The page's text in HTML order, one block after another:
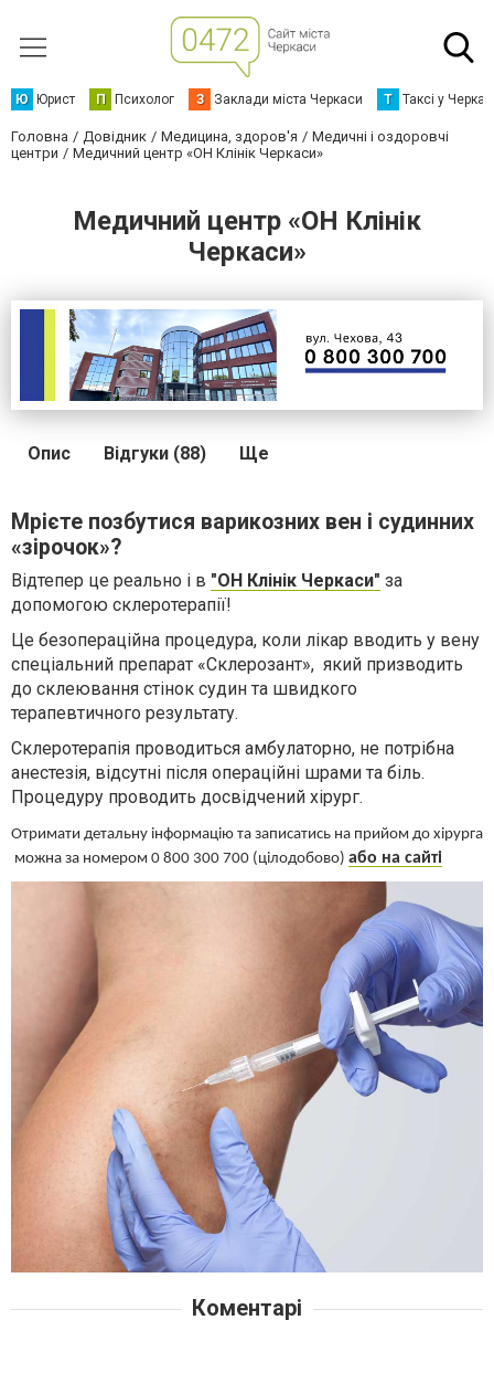
Ю Юрист П Психолог З Заклади міста Черкаси Т Таксі у
Головна Довідник Медицина, здоров'я
Медичні і оздоровчі
центри
Медичний центр «ОН Клінік Черкаси»
Медичний центр «ОН Клінік
Черкаси»
Опис Відгуки (88) Ще
Мрієте позбутися варикозних вен і судинних
«зірочок»?
Відтепер це реально і в "ОН Клінік Черкаси" за
допомогою склеротерапії!
Це безопераційна процедура, коли лікар вводить у вену
спеціальний препарат «Склерозант», який призводить
до склеювання стінок судин та швидкого
терапевтичного результату.
Склеротерапія проводиться амбулаторно, не потрібна
анестезія, відсутні після операційні шрами та біль.
Процедуру проводить досвідчений хірург.
Отримати детальну інформацію та записатись на прийом до хірурга
можна за номером 0 800 300 700 (цілодобово) або на сайті
Коментарі